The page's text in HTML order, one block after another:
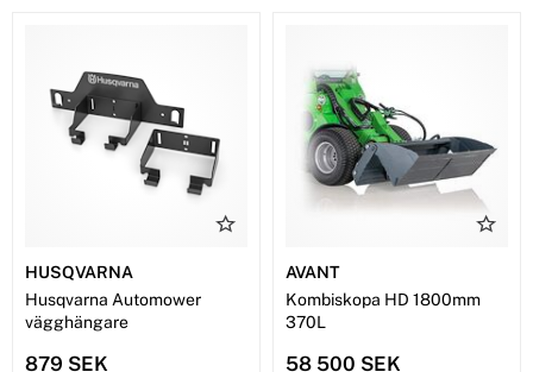
HUSQVARNA
Husqvarna Automower
vägghängare
879 SEK
AVANT
Kombiskopa HD 1800mm
370L
58 500 SEK